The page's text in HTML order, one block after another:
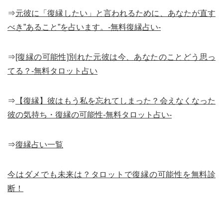
⇒元彼に「復縁したい」と言われるために、あなたが直す
べき”あること”を占います。-無料復縁占い-
⇒[復縁の可能性]別れた元彼は今、あなたのことどう思っ
てる？-無料タロット占い
⇒ 【復縁】彼はもう私を忘れてしまった？会えなくなった
彼の気持ち・復縁の可能性-無料タロット占い-
⇒復縁占い一覧
今はダメでも未来は？タロットで復縁の可能性を無料診
断！